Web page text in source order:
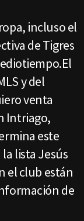
incluso el
de Tigres
y del
venta
Intriago,
este
lista Jesús
el club están
de